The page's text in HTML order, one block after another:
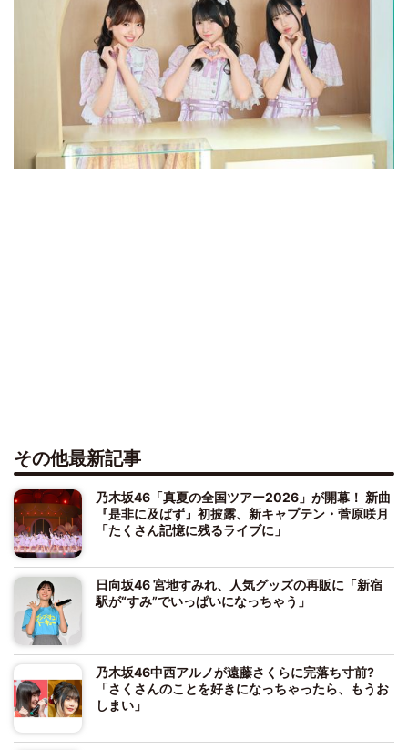
その他最新記事
乃木坂46「真夏の全国ツアー2026」が開幕！ 新曲
『是非に及ばず』初披露、新キャプテン・菅原咲月
「たくさん記憶に残るライブに」
日向坂46 宮地すみれ、人気グッズの再販に「新宿
駅が“すみ”でいっぱいになっちゃう」
乃木坂46中西アルノが遠藤さくらに完落ち寸前?
「さくさんのことを好きになっちゃったら、もうお
しまい」